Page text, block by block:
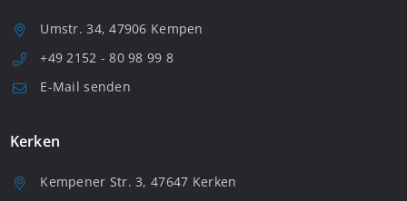
Umstr. 34, 47906 Kempen
+49 2152 - 80 98 99 8
E-Mail senden
Kerken
Kempener Str. 3, 47647 Kerken